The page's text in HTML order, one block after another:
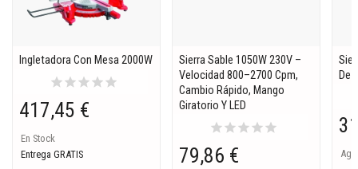
Ingletadora Con Mesa 2000W
starstarstarstarstar
417,45 €
En Stock
Entrega GRATIS
Sierra Sable 1050W 230V –
Velocidad 800–2700 Cpm,
Cambio Rápido, Mango
Giratorio Y LED
starstarstarstarstar
79,86 €
De